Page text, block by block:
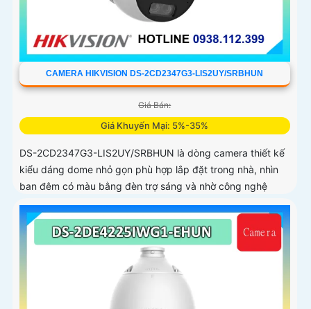
CAMERA HIKVISION DS-2CD2347G3-LIS2UY/SRBHUN
Giá Bán:
Giá Khuyến Mại: 5%-35%
DS-2CD2347G3-LIS2UY/SRBHUN là dòng camera thiết kế
kiểu dáng dome nhỏ gọn phù hợp lắp đặt trong nhà, nhìn
ban đêm có màu bằng đèn trợ sáng và nhờ công nghệ
ColorVU HikAI-ISP, có tính năng AI giúp nhận diện người và
phương tiện, tích hợp micro kép